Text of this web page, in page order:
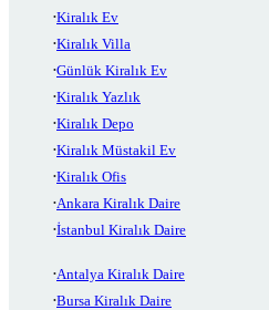
Kiralık Ev
Kiralık Villa
Günlük Kiralık Ev
Kiralık Yazlık
Kiralık Depo
Kiralık Müstakil Ev
Kiralık Ofis
Ankara Kiralık Daire
İstanbul Kiralık Daire
Antalya Kiralık Daire
Bursa Kiralık Daire